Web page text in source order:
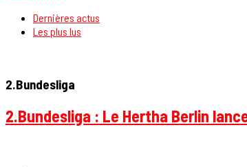
Dernières actus
Les plus lus
2.Bundesliga
2.Bundesliga : Le Hertha Berlin